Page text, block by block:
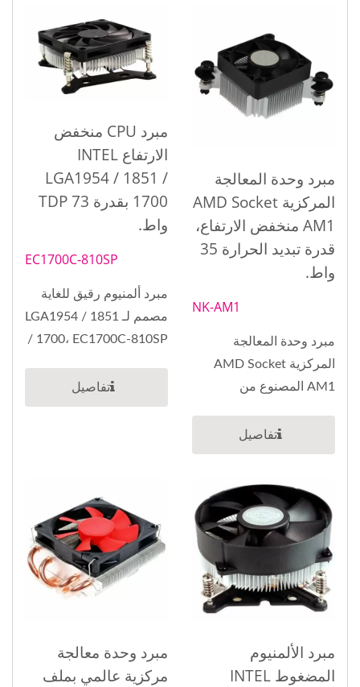
مبرد وحدة المعالجة
المركزية AMD Socket
AM1 منخفض الارتفاع،
قدرة تبديد الحرارة 35
واط.
NK-AM1
مبرد وحدة المعالجة
المركزية AMD Socket
AM1 المصنوع من
تفاصيل
مبرد CPU منخفض
الارتفاع INTEL
LGA1954 / 1851 /
1700 بقدرة TDP 73
واط.
EC1700C-810SP
مبرد ألمنيوم رقيق للغاية
مصمم لـ LGA1954 / 1851
/ 1700، EC1700C-810SP
تفاصيل
مبرد الألمنيوم
المضغوط INTEL
مبرد وحدة معالجة
مركزية عالمي بملف